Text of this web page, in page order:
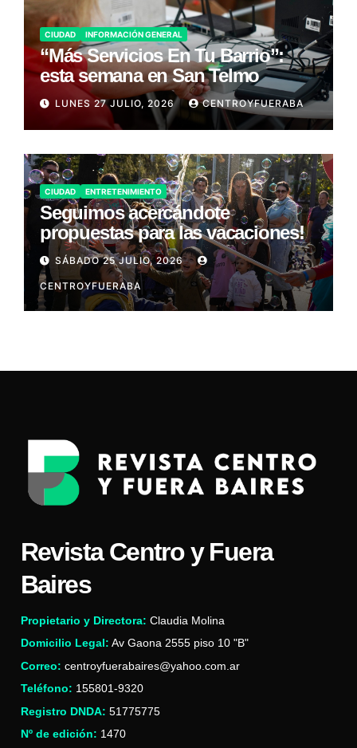
CIUDAD INFORMACIÓN GENERAL
“Más Servicios En Tu Barrio”:
esta semana en San Telmo
LUNES 27 JULIO, 2026 CENTROYFUERABA
CIUDAD ENTRETENIMIENTO
Seguimos acercándote
propuestas para las vacaciones!
SÁBADO 25 JULIO, 2026
CENTROYFUERABA
Revista Centro y Fuera
Baires
Propietario y Directora: Claudia Molina
Domicilio Legal: Av Gaona 2555 piso 10 "B"
Correo: centroyfuerabaires@yahoo.com.ar
Teléfono: 155801-9320
Registro DNDA: 51775775
Nº de edición: 1470